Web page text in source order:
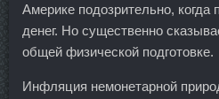
Америке подозрительно,
денег. Но существенно
общей физической подготовке.
Инфляция немонетарной